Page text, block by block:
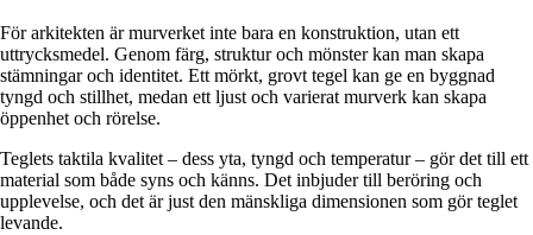
För arkitekten är murverket inte bara en konstruktion, utan ett
uttrycksmedel. Genom färg, struktur och mönster kan man skapa
stämningar och identitet. Ett mörkt, grovt tegel kan ge en byggnad
tyngd och stillhet, medan ett ljust och varierat murverk kan skapa
öppenhet och rörelse.
Teglets taktila kvalitet – dess yta, tyngd och temperatur – gör det till ett
material som både syns och känns. Det inbjuder till beröring och
upplevelse, och det är just den mänskliga dimensionen som gör teglet
levande.